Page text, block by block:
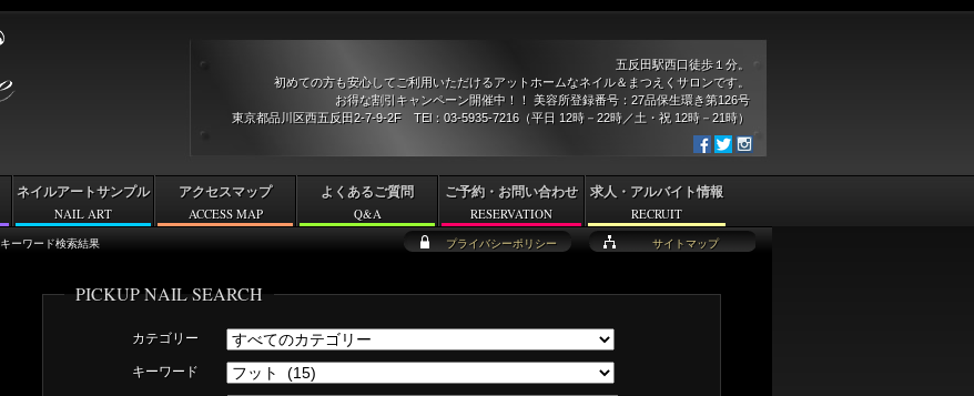
キーワード検索結果
PICKUP NAIL SEARCH
カテゴリー
キーワード
プライバシーポリシー サイトマップ
五反田駅西口徒歩１分。
初めての方も安心してご利用いただけるアットホームなネイル＆まつえくサロンです。
お得な割引キャンペーン開催中！！ 美容所登録番号：27品保生環き第126号
東京都品川区西五反田2-7-9-2F TEl：03-5935-7216（平日 12時－22時／土・祝 12時－21時）
ネイルアートサンプル
NAIL ART
アクセスマップ
ACCESS MAP
よくあるご質問
Q&A
ご予約・お問い合わせ
RESERVATION
求人・アルバイト情報
RECRUIT